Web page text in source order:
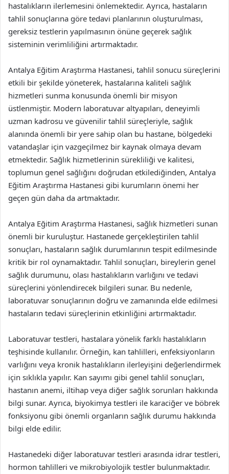
hastalıkların ilerlemesini önlemektedir. Ayrıca, hastaların
tahlil sonuçlarına göre tedavi planlarının oluşturulması,
gereksiz testlerin yapılmasının önüne geçerek sağlık
sisteminin verimliliğini artırmaktadır.
Antalya Eğitim Araştırma Hastanesi, tahlil sonucu süreçlerini
etkili bir şekilde yöneterek, hastalarına kaliteli sağlık
hizmetleri sunma konusunda önemli bir misyon
üstlenmiştir. Modern laboratuvar altyapıları, deneyimli
uzman kadrosu ve güvenilir tahlil süreçleriyle, sağlık
alanında önemli bir yere sahip olan bu hastane, bölgedeki
vatandaşlar için vazgeçilmez bir kaynak olmaya devam
etmektedir. Sağlık hizmetlerinin sürekliliği ve kalitesi,
toplumun genel sağlığını doğrudan etkilediğinden, Antalya
Eğitim Araştırma Hastanesi gibi kurumların önemi her
geçen gün daha da artmaktadır.
Antalya Eğitim Araştırma Hastanesi, sağlık hizmetleri sunan
önemli bir kuruluştur. Hastanede gerçekleştirilen tahlil
sonuçları, hastaların sağlık durumlarının tespit edilmesinde
kritik bir rol oynamaktadır. Tahlil sonuçları, bireylerin genel
sağlık durumunu, olası hastalıkların varlığını ve tedavi
süreçlerini yönlendirecek bilgileri sunar. Bu nedenle,
laboratuvar sonuçlarının doğru ve zamanında elde edilmesi
hastaların tedavi süreçlerinin etkinliğini artırmaktadır.
Laboratuvar testleri, hastalara yönelik farklı hastalıkların
teşhisinde kullanılır. Örneğin, kan tahlilleri, enfeksiyonların
varlığını veya kronik hastalıkların ilerleyişini değerlendirmek
için sıklıkla yapılır. Kan sayımı gibi genel tahlil sonuçları,
hastanın anemi, iltihap veya diğer sağlık sorunları hakkında
bilgi sunar. Ayrıca, biyokimya testleri ile karaciğer ve böbrek
fonksiyonu gibi önemli organların sağlık durumu hakkında
bilgi elde edilir.
Hastanedeki diğer laboratuvar testleri arasında idrar testleri,
hormon tahlilleri ve mikrobiyolojik testler bulunmaktadır.